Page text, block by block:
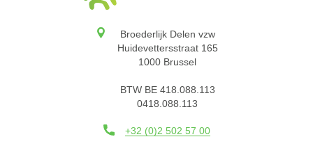
Broederlijk Delen vzw
Huidevettersstraat 165
1000 Brussel
BTW BE 418.088.113
0418.088.113
+32 (0)2 502 57 00